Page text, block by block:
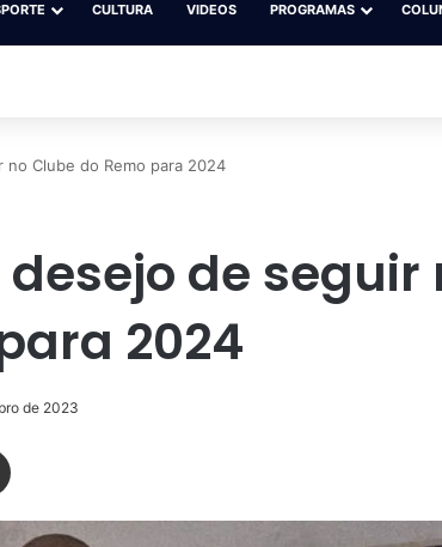
CULTURA VIDEOS PROGRAMAS
Clube do Remo para 2024
de seguir
2024
de 2023